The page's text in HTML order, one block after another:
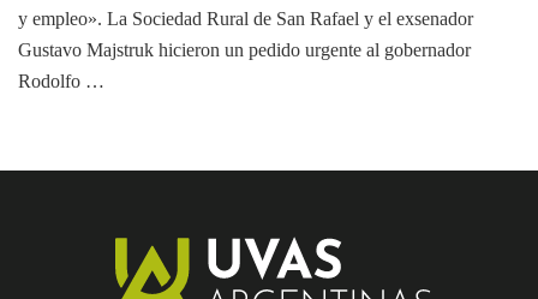
y empleo». La Sociedad Rural de San Rafael y el exsenador
Gustavo Majstruk hicieron un pedido urgente al gobernador
Rodolfo …